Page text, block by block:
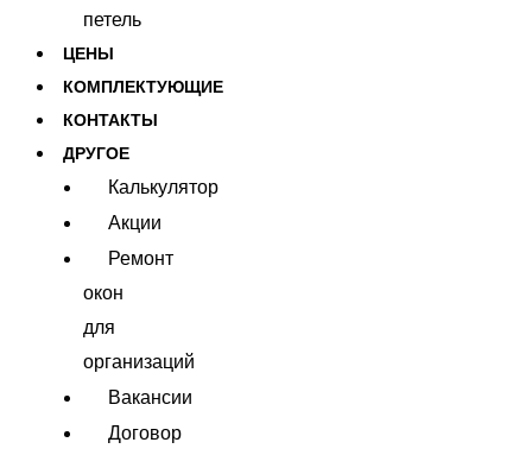
петель
ЦЕНЫ
КОМПЛЕКТУЮЩИЕ
КОНТАКТЫ
ДРУГОЕ
Калькулятор
Акции
Ремонт
окон
для
организаций
Вакансии
Договор